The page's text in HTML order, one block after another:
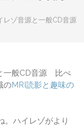
レゾ音源と一般CD音源
一般CD音源 比べ
のMRI読影と趣味の
。ハイレゾがより